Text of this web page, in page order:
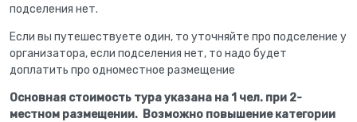
подселения нет.
Если вы путешествуете один, то уточняйте про подселение у
организатора, если подселения нет, то надо будет
доплатить про одноместное размещение
Основная стоимость тура указана на 1 чел. при 2-
местном размещении. Возможно повышение категории